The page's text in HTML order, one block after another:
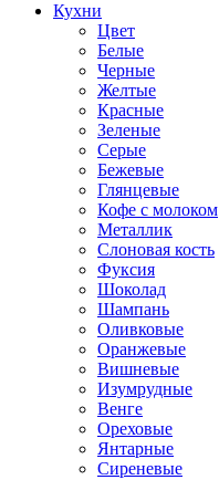
Кухни
Цвет
Белые
Черные
Желтые
Красные
Зеленые
Серые
Бежевые
Глянцевые
Кофе с молоком
Металлик
Слоновая кость
Фуксия
Шоколад
Шампань
Оливковые
Оранжевые
Вишневые
Изумрудные
Венге
Ореховые
Янтарные
Сиреневые